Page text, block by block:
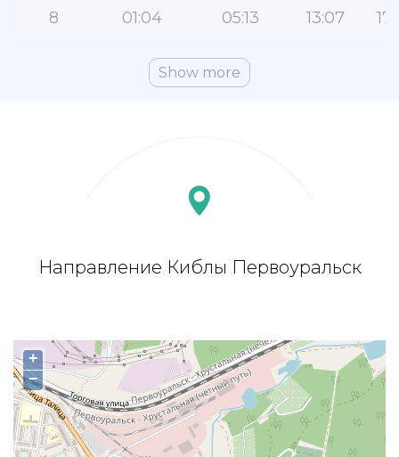
8 01:04 05:13 13:07
Show more
Направление Киблы Первоуральск
+
−